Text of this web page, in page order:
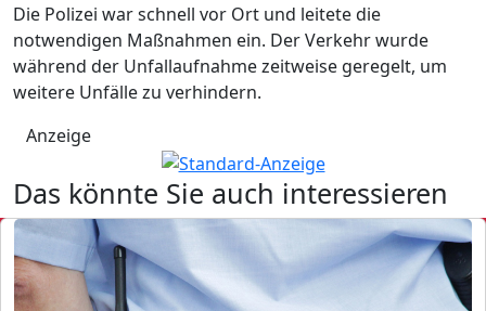
Die Polizei war schnell vor Ort und leitete die
notwendigen Maßnahmen ein. Der Verkehr wurde
während der Unfallaufnahme zeitweise geregelt, um
weitere Unfälle zu verhindern.
Anzeige
Das könnte Sie auch interessieren